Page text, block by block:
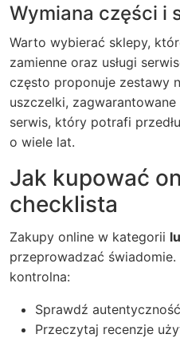
Wymiana części i
Warto wybierać sklepy,
zamienne oraz usługi
często proponuje zestawy
uszczelki,
serwis, który potrafi
o wiele lat.
Jak kupować
checklista
Zakupy online w kategorii
przeprowadzać
kontrolna:
Sprawdź
Przeczytaj recenzje